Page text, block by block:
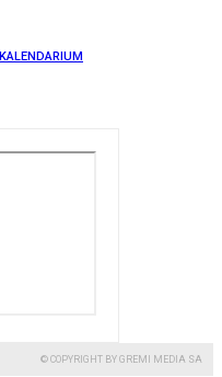
KALENDARIUM
© COPYRIGHT BY GREMI MEDIA SA